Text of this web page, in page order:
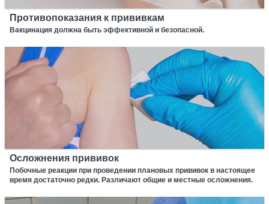
Противопоказания к прививкам
Вакцинация должна быть эффективной и безопасной.
Осложнения прививок
Побочные реакции при проведении плановых прививок в настоящее
время достаточно редки. Различают общие и местные осложнения.